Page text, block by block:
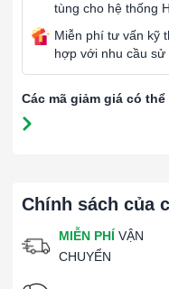
Chính sách của
MIỄN PHÍ VẬN
CHUYỂN
tùng cho hệ thống
Miễn phí tư vấn kỹ
hợp với nhu cầu sử
Các mã giảm giá có